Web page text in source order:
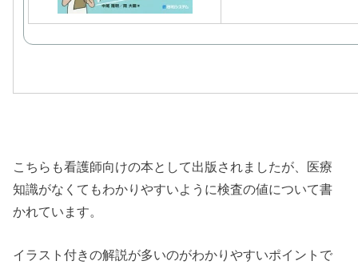
こちらも看護師向けの本として出版されましたが、医療
知識がなくてもわかりやすいように検査の値について書
かれています。
イラスト付きの解説が多いのがわかりやすいポイントで